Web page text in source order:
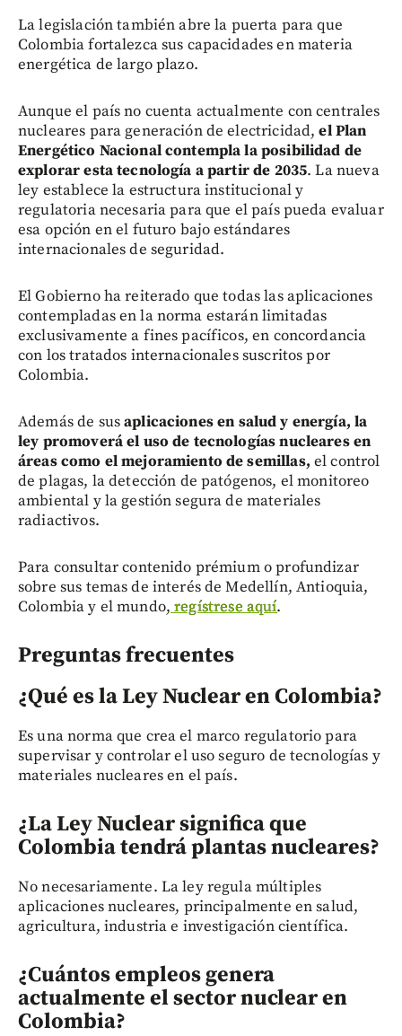
La legislación también abre la puerta para que
Colombia fortalezca sus capacidades en materia
energética de largo plazo.
Aunque el país no cuenta actualmente con centrales
nucleares para generación de electricidad,el Plan
Energético Nacional contempla la posibilidad de
explorar esta tecnología a partir de 2035. La nueva
ley establece la estructura institucional y
regulatoria necesaria para que el país pueda evaluar
esa opción en el futuro bajo estándares
internacionales de seguridad.
El Gobierno ha reiterado que todas las aplicaciones
contempladas en la norma estarán limitadas
exclusivamente a fines pacíficos, en concordancia
con los tratados internacionales suscritos por
Colombia.
Además de susaplicaciones en salud y energía, la
ley promoverá el uso de tecnologías nucleares en
áreas como el mejoramiento de semillas, el control
de plagas, la detección de patógenos, el monitoreo
ambiental y la gestión segura de materiales
radiactivos.
Para consultar contenido prémium o profundizar
sobre sus temas de interés de Medellín, Antioquia,
Colombia y el mundo, regístrese aquí.
Preguntas frecuentes
¿Qué es la Ley Nuclear en Colombia?
Es una norma que crea el marco regulatorio para
supervisar y controlar el uso seguro de tecnologías y
materiales nucleares en el país.
¿La Ley Nuclear significa que
Colombia tendrá plantas nucleares?
No necesariamente. La ley regula múltiples
aplicaciones nucleares, principalmente en salud,
agricultura, industria e investigación científica.
¿Cuántos empleos genera
actualmente el sector nuclear en
Colombia?